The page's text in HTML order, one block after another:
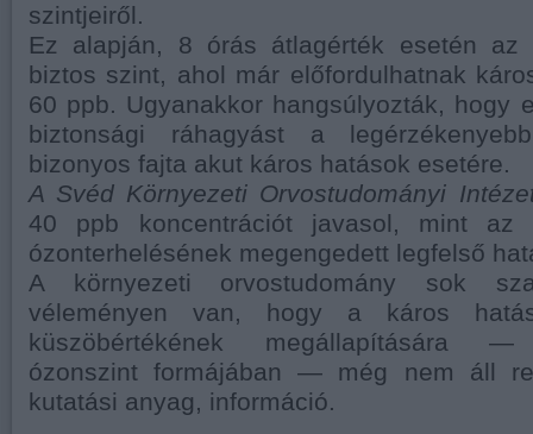
szintjeiről.
Ez alapján, 8 órás átlagérték esetén az
biztos szint, ahol már előfordulhatnak
60 ppb. Ugyanakkor hangsúlyozták, hogy
biztonsági ráhagyást a
bizonyos fajta akut káros hatások esetére.
A Svéd Környezeti Orvostudományi
40 ppb koncentrációt javasol, mint az
ózonterhelésének megengedett legfelső
A környezeti orvostudomány sok
véleményen van, hogy a káros hatás
küszöbértékének megállapítására —
ózonszint formájában — még nem áll
kutatási anyag, információ.